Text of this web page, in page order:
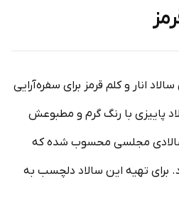
انار و کلم قرمز برای سفره‌آرایی
پاییزی با رنگ گرم و مطبوعش
سالادی مجلسی محسوب شده که
برای تهیه این سالاد دلچسب به